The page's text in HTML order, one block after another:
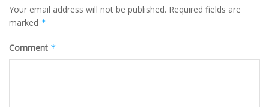
Your email address will not be published. Required fields are
marked *
Comment *